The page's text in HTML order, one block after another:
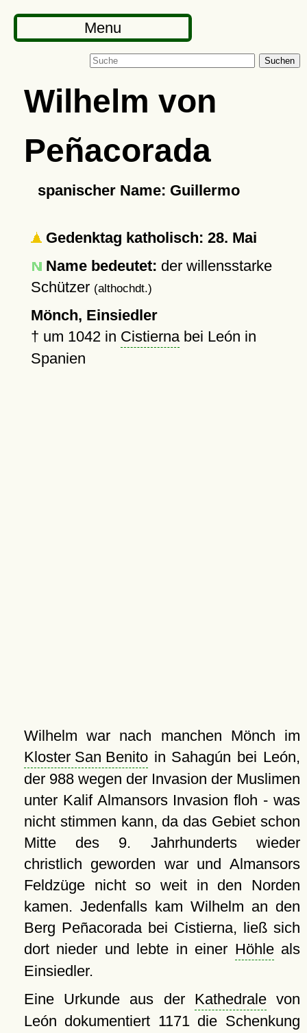
Menu
Suchen
Wilhelm von
Peñacorada
spanischer Name: Guillermo
Gedenktag katholisch: 28. Mai
Name bedeutet: der willensstarke
Schützer (althochdt.)
Mönch, Einsiedler
† um 1042in Cistiernabei León in
Spanien
Wilhelm war nach manchen Mönch im
Kloster San Benitoin Sahagún bei León,
der 988 wegen der Invasion der Muslimen
unter Kalif Almansors Invasion floh - was
nicht stimmen kann, da das Gebiet schon
Mitte des 9. Jahrhunderts wieder
christlich geworden war und Almansors
Feldzüge nicht so weit in den Norden
kamen. Jedenfalls kam Wilhelm an den
Berg Peñacorada bei Cistierna, ließ sich
dort nieder und lebte in einer Höhleals
Einsiedler.
Eine Urkunde aus der Kathedralevon
León dokumentiert 1171 die Schenkung